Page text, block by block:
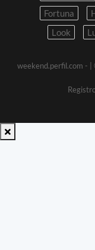
Fortuna
Look
weekend.perfil.com -